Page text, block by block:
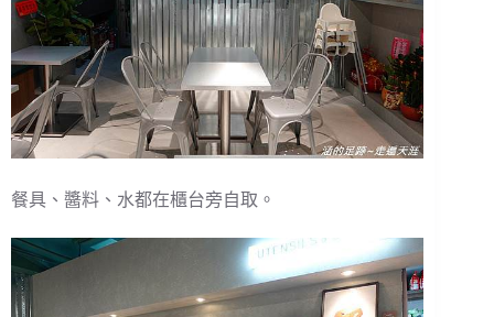
餐具、醬料、水都在櫃台旁自取。